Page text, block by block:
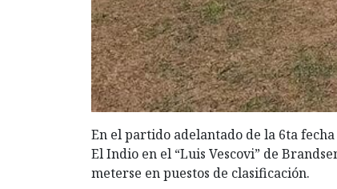
En el partido adelantado de la 6ta
El Indio en el “Luis Vescovi” de
meterse en puestos de clasificación.